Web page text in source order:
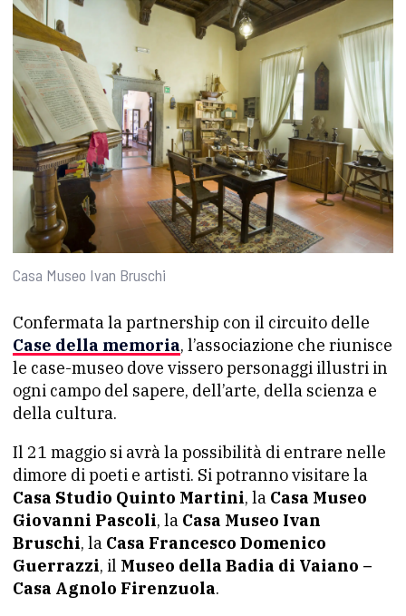
Casa Museo Ivan Bruschi
Confermata la partnership con il circuito delle
Case della memoria, l’associazione che riunisce
le case-museo dove vissero personaggi illustri in
ogni campo del sapere, dell’arte, della scienza e
della cultura.
Il 21 maggio si avrà la possibilità di entrare nelle
dimore di poeti e artisti. Si potranno visitare la
Casa Studio Quinto Martini, la Casa Museo
Giovanni Pascoli, la Casa Museo Ivan
Bruschi, la Casa Francesco Domenico
Guerrazzi, il Museo della Badia di Vaiano –
Casa Agnolo Firenzuola.